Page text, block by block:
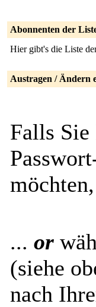
Abonnenten der
Hier gibt's die Liste
Austragen / Ändern
Falls
... or
(siehe
nach